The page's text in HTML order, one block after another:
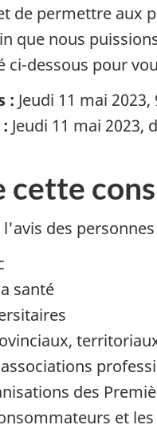
de permettre aux
que nous
ci-dessous pour
: Jeudi 11 mai
Jeudi 11 mai 2023,
cette
des
santé
des
et